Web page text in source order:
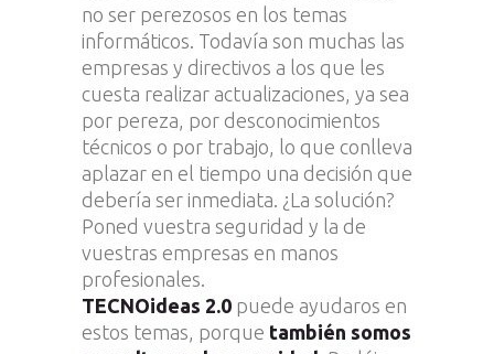
no ser perezosos en los temas
informáticos. Todavía son muchas las
empresas y directivos a los que les
cuesta realizar actualizaciones, ya sea
por pereza, por desconocimientos
técnicos o por trabajo, lo que conlleva
aplazar en el tiempo una decisión que
debería ser inmediata. ¿La solución?
Poned vuestra seguridad y la de
vuestras empresas en manos
profesionales.
TECNOideas 2.0 puede ayudaros en
estos temas, porque también somos